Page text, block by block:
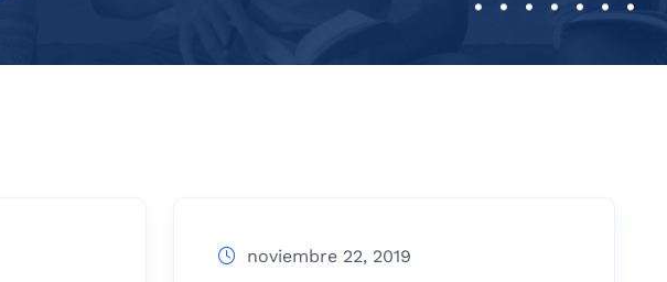
noviembre 22, 2019